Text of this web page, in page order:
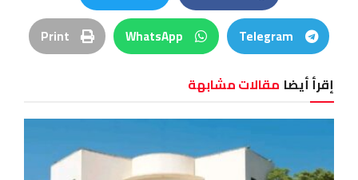
Telegram
WhatsApp
Print
إقرأ أيضا مقالات مشابهة